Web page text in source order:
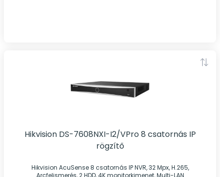
Hikvision DS-7608NXI-I2/VPro 8 csatornás IP
rögzítő
Hikvision AcuSense 8 csatornás IP NVR, 32 Mpx, H.265,
Arcfelismerés, 2 HDD, 4K monitorkimenet, Multi-LAN